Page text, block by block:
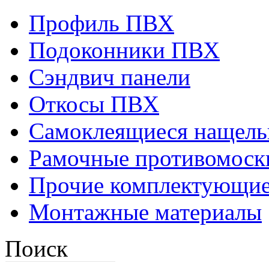
Профиль ПВХ
Подоконники ПВХ
Сэндвич панели
Откосы ПВХ
Самоклеящиеся
Рамочные
Прочие
Монтажные материалы
Поиск